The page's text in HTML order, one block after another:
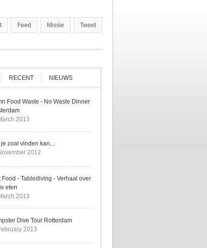
Feed Missie Tweet
TAB)
RECENT NIEUWS
Food Waste - No Waste Dinner
2013
je zoal vinden kan...
2012
Food - Tablediving - Verhaal over
eten
2013
Dive Tour Rotterdam
2013